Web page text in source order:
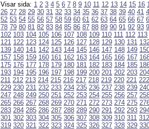
Visar sida: 1 2 3 4 5 6 7 8 9 10 11 12 13 14 15 16
26 27 28 29 30 31 32 33 34 35 36 37 38 39 40 41
52 53 54 55 56 57 58 59 60 61 62 63 64 65 66 67
78 79 80 81 82 83 84 85 86 87 88 89 90 91 92 93
102 103 104 105 106 107 108 109 110 111 112 113
121 122 123 124 125 126 127 128 129 130 131
139 140 141 142 143 144 145 146 147 148 149
157 158 159 160 161 162 163 164 165 166 167
175 176 177 178 179 180 181 182 183 184 185
193 194 195 196 197 198 199 200 201 202 203
211 212 213 214 215 216 217 218 219 220 221 222
229 230 231 232 233 234 235 236 237 238 239
247 248 249 250 251 252 253 254 255 256 257
265 266 267 268 269 270 271 272 273 274 275
283 284 285 286 287 288 289 290 291 292 293
301 302 303 304 305 306 307 308 309 310 311 312
319 320 321 322 323 324 325 326 327 328 329